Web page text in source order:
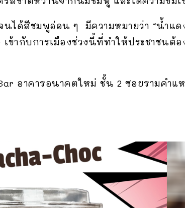
ได้สีชมพูอ่อน ๆ มีความหมายว่า “น้ำแด
ข้ากับการเมืองช่วงนี้ที่ทำให้ประชาชนต้
อาคารอนาคตใหม่ ชั้น 2 ซอยรามคำแ